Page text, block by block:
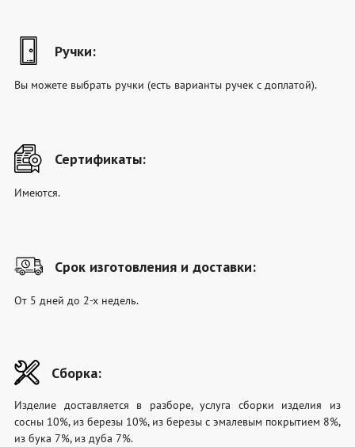
Ручки:
Вы можете выбрать ручки (есть варианты ручек с доплатой).
Сертификаты:
Имеются.
Срок изготовления и доставки:
От 5 дней до 2-х недель.
Сборка:
Изделие доставляется в разборе, услуга сборки изделия из
сосны 10%, из березы 10%, из березы с эмалевым покрытием 8%,
из бука 7%, из дуба 7%.